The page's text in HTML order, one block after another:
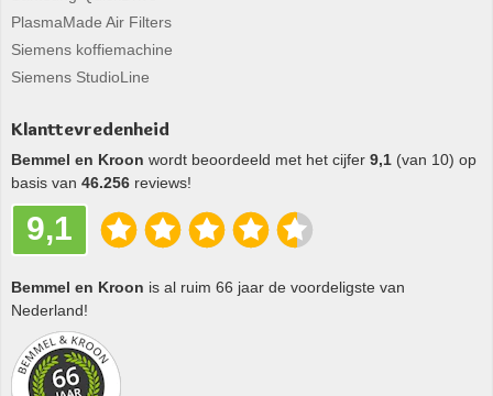
PlasmaMade Air Filters
Siemens koffiemachine
Siemens StudioLine
Klanttevredenheid
Bemmel en Kroon wordt beoordeeld met het cijfer 9,1 (van 10) op
basis van 46.256 reviews!
9,1
Bemmel en Kroon is al ruim 66 jaar de voordeligste van
Nederland!